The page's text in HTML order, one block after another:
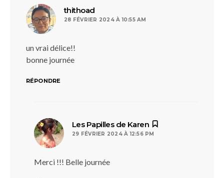
thithoad
28 FÉVRIER 2024 À 10:55 AM
un vrai délice!!
bonne journée
RÉPONDRE
Les Papilles de Karen
29 FÉVRIER 2024 À 12:56 PM
Merci !!! Belle journée